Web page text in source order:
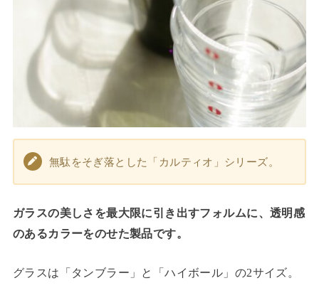
無駄をそぎ落とした「カルティオ」シリーズ。
ガラスの美しさを最大限に引き出すフォルムに、透明感
のあるカラーをのせた製品です。
グラスは「タンブラー」と「ハイボール」の2サイズ。